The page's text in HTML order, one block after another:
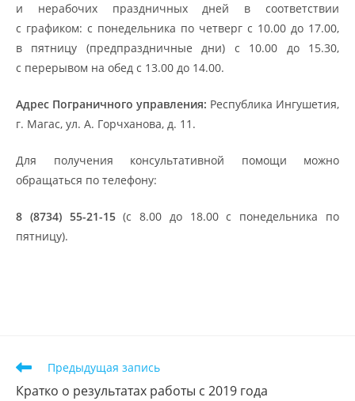
и нерабочих праздничных дней в соответствии
с графиком: с понедельника по четверг с 10.00 до 17.00,
в пятницу (предпраздничные дни) с 10.00 до 15.30,
с перерывом на обед с 13.00 до 14.00.
Адрес Пограничного управления: Республика Ингушетия,
г. Магас, ул. А. Горчханова, д. 11.
Для получения консультативной помощи можно
обращаться по телефону:
8 (8734) 55-21-15(с 8.00 до 18.00 с понедельника по
пятницу).
Предыдущая запись
Кратко о результатах работы с 2019 года